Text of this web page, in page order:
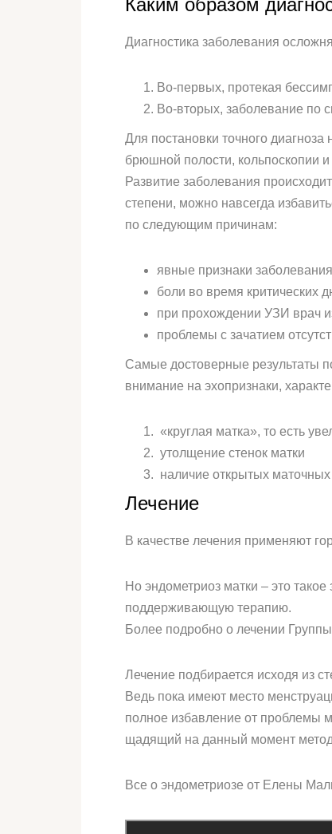
Каким образом
Диагностика заболевания
Во-первых, протекая
Во-вторых, заболевание по
Для постановки точного
брюшной полости, кольпоскопии
Развитие заболевания
степени, можно навсегда
по следующим причинам:
явные признаки
боли во время критических
при прохождении УЗИ врач
проблемы с зачатием
Самые достоверные результаты
внимание на эхопризнаки,
«круглая матка», то есть
утолщение стенок матки
наличие открытых маточных
Лечение
В качестве лечения применяют
Но эндометриоз матки – это
поддерживающую терапию.
Более подробно о лечении
Лечение подбирается исходя из
Ведь пока имеют место
полное избавление от проблемы
щадящий на данный момент
Все о эндометриозе от Елены